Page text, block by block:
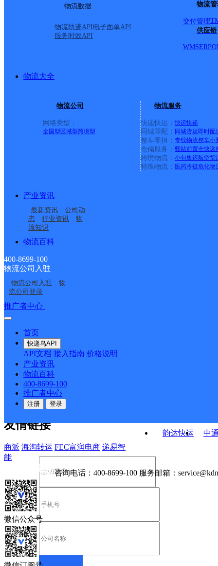
物流数据
物流轨迹API电子面单API
服务时效API
物流
交付管理
供应链
WMSERP
物流大全
物流公司
网络类型：
全国型 区域型跨境型
物流服务
快递快运： 快运快递
同城即配： 同城货运即时配
整车零担： 专线物流整车小
仓储服务： 驿站前置仓快递
跨境物流： 小包集运航空货
特殊物流： 医药冷链危化物
产业资讯
最新资讯
公司动
态
行业资讯
物
流知识
物流百科
400-8699-100
物流公司入驻
物流公司入驻
物
流公司登录
推广者中心
首页
快递鸟API
API文档 接入指南 价格说明
产业资讯
物流百科
400-8699-100
推广者中心
注册 登录
便民寄存点分部
贵州贵阳分拨营销市场
部欣鼎分部
安顺经济技术开发区黔
中城投网点
贵州安顺公司
西秀区蔡官镇合作点
ID8844
中国邮政集团有限公司
安顺市大十字邮政支局
中国邮政集团有限公司
韵达快运
中
接口API
API接口 DEMO下载
关于我们
公司介绍 企业动态
合作伙伴 快递鸟接口服务协议
户隐私政策
友情链接
商派 海淘转运 FEC富润电商 递易智
能
咨询电话： 400-8699-100 服务邮箱：
微信公众号